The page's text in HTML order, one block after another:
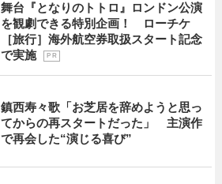
舞台『となりのトトロ』ロンドン公演
を観劇できる特別企画！ ローチケ
［旅行］海外航空券取扱スタート記念
で実施
P R
鎮西寿々歌「お芝居を辞めようと思っ
てからの再スタートだった」 主演作
で再会した“演じる喜び”